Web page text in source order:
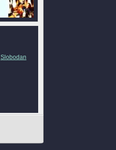
Slobodan